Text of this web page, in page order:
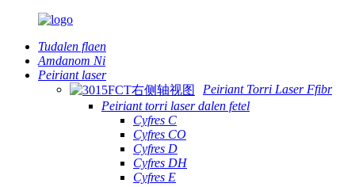
Tudalen flaen
Amdanom Ni
Peiriant laser
Peiriant Torri Laser Ffibr
Peiriant torri laser dalen fetel
Cyfres C
Cyfres CO
Cyfres D
Cyfres DH
Cyfres E